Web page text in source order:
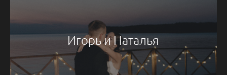
Игорь и Наталья